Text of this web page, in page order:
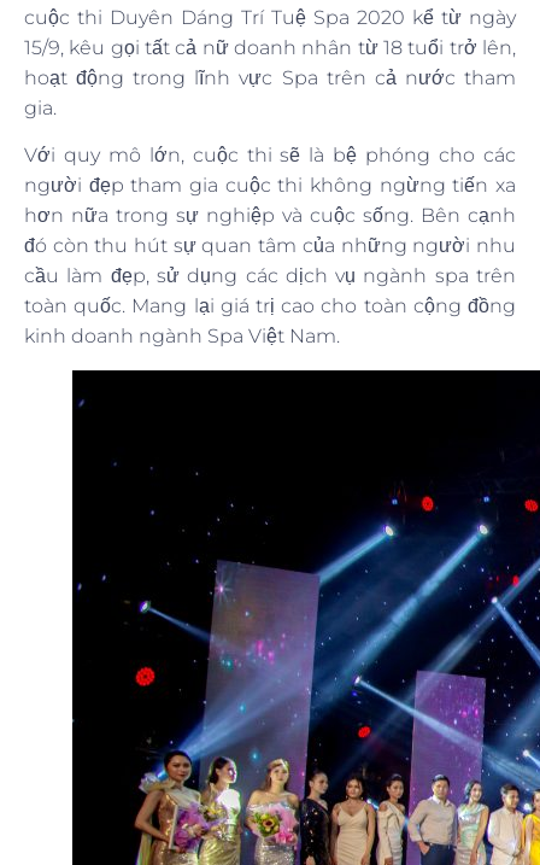
cuộc thi Duyên Dáng Trí Tuệ Spa 2020 kể từ ngày
15/9, kêu gọi tất cả nữ doanh nhân từ 18 tuổi trở lên,
hoạt động trong lĩnh vực Spa trên cả nước tham
gia.
Với quy mô lớn, cuộc thi sẽ là bệ phóng cho các
người đẹp tham gia cuộc thi không ngừng tiến xa
hơn nữa trong sự nghiệp và cuộc sống. Bên cạnh
đó còn thu hút sự quan tâm của những người nhu
cầu làm đẹp, sử dụng các dịch vụ ngành spa trên
toàn quốc. Mang lại giá trị cao cho toàn cộng đồng
kinh doanh ngành Spa Việt Nam.